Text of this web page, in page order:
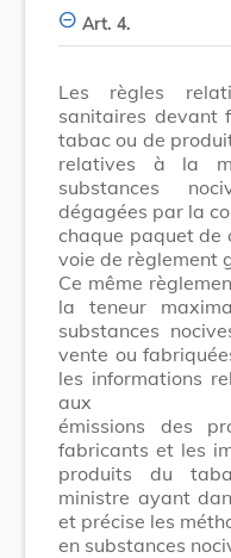
Art. 4.
Les règles
sanitaires devant
tabac ou de
relatives à la
substances
dégagées par la
chaque paquet de
voie de règlement
Ce même
la teneur
substances
vente ou
les informations
aux
émissions des
fabricants et les
produits du
ministre ayant
et précise les
en substances